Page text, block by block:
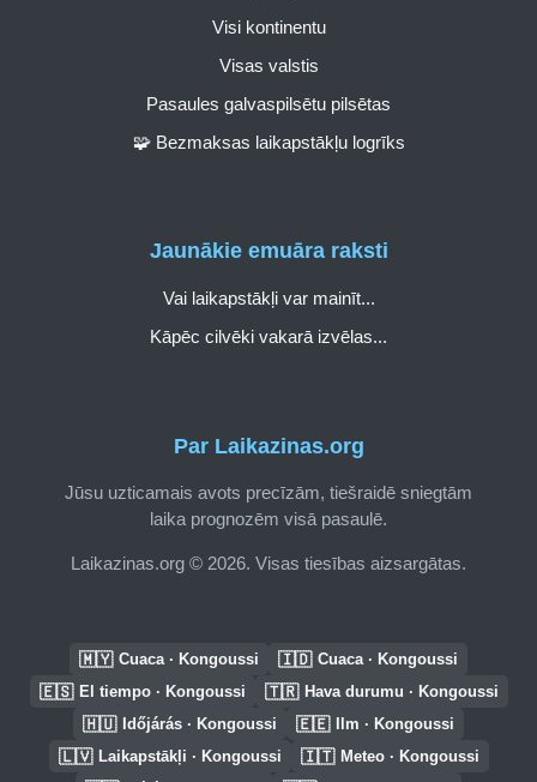
Par Laikazinas.org
Jūsu uzticamais avots precīzām, tiešraidē sniegtām
laika prognozēm visā pasaulē.
Laikazinas.org © 2026. Visas tiesības aizsargātas.
Visi kontinentu
Visas valstis
Pasaules galvaspilsētu pilsētas
🧩 Bezmaksas laikapstākļu logrīks
Jaunākie emuāra raksti
Vai laikapstākļi var mainīt...
Kāpēc cilvēki vakarā izvēlas...
🇲🇾 Cuaca · Kongoussi 🇮🇩 Cuaca · Kongoussi
🇪🇸 El tiempo · Kongoussi 🇹🇷 Hava durumu · Kongoussi
🇭🇺 Időjárás · Kongoussi 🇪🇪 Ilm · Kongoussi
🇱🇻 Laikapstākļi · Kongoussi 🇮🇹 Meteo · Kongoussi